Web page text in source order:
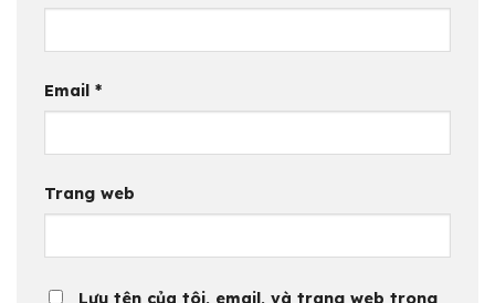
Email *
Trang web
Lưu tên của tôi, email, và trang web trong